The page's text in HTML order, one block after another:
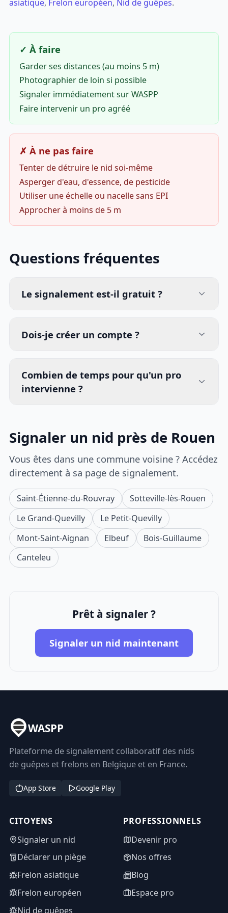
asiatique, Frelon européen, Nid de guêpes.
✓ À faire
Garder ses distances (au moins 5 m)
Photographier de loin si possible
Signaler immédiatement sur WASPP
Faire intervenir un pro agréé
✗ À ne pas faire
Tenter de détruire le nid soi-même
Asperger d'eau, d'essence, de pesticide
Utiliser une échelle ou nacelle sans EPI
Approcher à moins de 5 m
Questions fréquentes
Le signalement est-il gratuit ?
Dois-je créer un compte ?
Combien de temps pour qu'un pro
intervienne ?
Signaler un nid près de Rouen
Vous êtes dans une commune voisine ? Accédez
directement à sa page de signalement.
Saint-Étienne-du-Rouvray
Sotteville-lès-Rouen
Le Grand-Quevilly
Le Petit-Quevilly
Mont-Saint-Aignan
Elbeuf
Bois-Guillaume
Canteleu
Prêt à signaler ?
Signaler un nid maintenant
WASPP
Plateforme de signalement collaboratif des nids
de guêpes et frelons en Belgique et en France.
App Store Google Play
CITOYENS
Signaler un nid
Déclarer un piège
Frelon asiatique
Frelon européen
Nid de guêpes
PROFESSIONNELS
Devenir pro
Nos offres
Blog
Espace pro